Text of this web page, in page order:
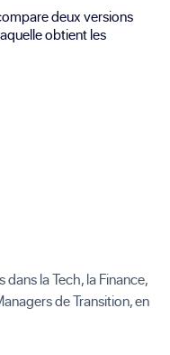
deux versions
obtient les
la Tech, la Finance,
de Transition, en